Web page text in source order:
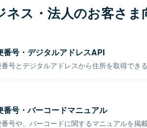
ネス・法人のお客さま
番号・デジタルアドレスAPI
号とデジタルアドレスから住所を取得でき
番号・バーコードマニュアル
号や、バーコードに関するマニュアルを掲載